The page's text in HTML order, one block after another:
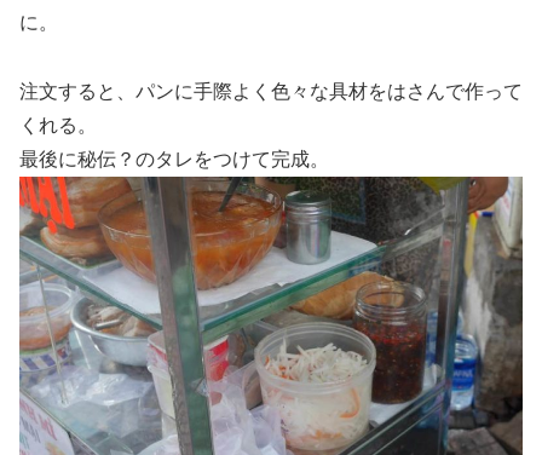
に。
注文すると、パンに手際よく色々な具材をはさんで作って
くれる。
最後に秘伝？のタレをつけて完成。